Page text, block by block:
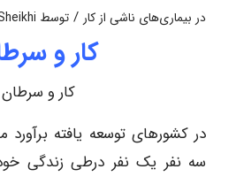
در بیماری‌های ناشی از کار / توسط
کار و
کار و سرطان
در کشورهای توسعه یافته
سه نفر یک نفر درطی زندگی